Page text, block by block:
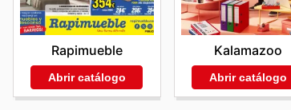
Rapimueble
Abrir catálogo
Kalamazoo
Abrir catálogo